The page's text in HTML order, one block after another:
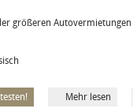
größeren
testen! Mehr lesen